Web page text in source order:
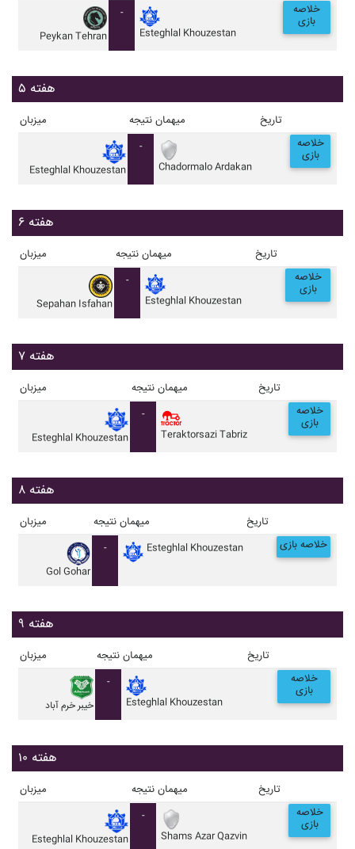
Peykan Tehran
-
Esteghlal Khouzestan
خلاصه
بازی
هفته ۵
میزبان نتیجه میهمان تاریخ
Esteghlal Khouzestan
-
Chadormalo Ardakan
خلاصه
بازی
هفته ۶
میزبان نتیجه میهمان تاریخ
Sepahan Isfahan
-
Esteghlal Khouzestan
خلاصه
بازی
هفته ۷
میزبان نتیجه میهمان تاریخ
Esteghlal Khouzestan
-
Teraktorsazi Tabriz
خلاصه
بازی
هفته ۸
میزبان نتیجه میهمان تاریخ
Gol Gohar
- Esteghlal Khouzestan خلاصه بازی
هفته ۹
میزبان نتیجه میهمان تاریخ
خيبر خرم آباد
-
Esteghlal Khouzestan
خلاصه
بازی
هفته ۱۰
میزبان نتیجه میهمان تاریخ
Esteghlal Khouzestan
-
Shams Azar Qazvin
خلاصه
بازی